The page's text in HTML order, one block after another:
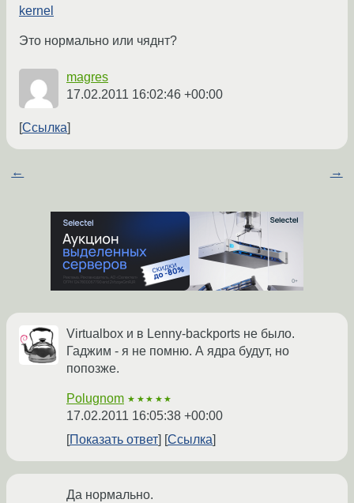
kernel
Это нормально или чяднт?
magres
17.02.2011 16:02:46 +00:00
Ссылка
← →
Virtualbox и в Lenny-backports не было.
Гаджим - я не помню. А ядра будут, но
попозже.
Polugnom ★★★★★
17.02.2011 16:05:38 +00:00
Показать ответ
Ссылка
Да нормально.